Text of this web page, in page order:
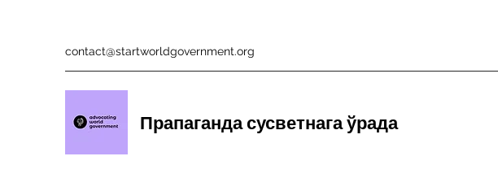
contact@startworldgovernment.org
Прапаганда сусветнага ўрада